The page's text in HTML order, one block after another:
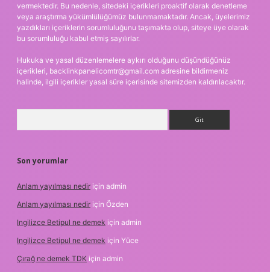
vermektedir. Bu nedenle, sitedeki içerikleri proaktif olarak denetleme
veya araştırma yükümlülüğümüz bulunmamaktadır. Ancak, üyelerimiz
yazdıkları içeriklerin sorumluluğunu taşımakta olup, siteye üye olarak
bu sorumluluğu kabul etmiş sayılırlar.
Hukuka ve yasal düzenlemelere aykırı olduğunu düşündüğünüz
içerikleri, backlinkpanelicomtr@gmail.com adresine bildirmeniz
halinde, ilgili içerikler yasal süre içerisinde sitemizden kaldırılacaktır.
Son yorumlar
Anlam yayılması nedir için admin
Anlam yayılması nedir için Özden
Ingilizce Betipul ne demek için admin
Ingilizce Betipul ne demek için Yüce
Çırağ ne demek TDK için admin